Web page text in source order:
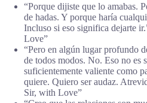
“Porque dijiste que lo amabas.
de hadas. Y porque haría
Incluso si eso significa dejarte
Love”
“Pero en algún lugar profundo
de todos modos. No. Eso no es
suficientemente valiente como
quiere. Quiero ser audaz.
Sir, with Love”